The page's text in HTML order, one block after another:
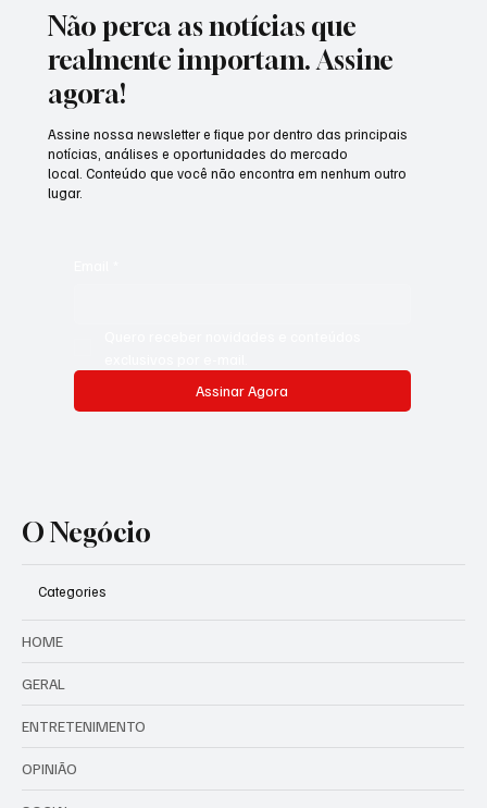
Não perca as notícias que
realmente importam. Assine
agora!
Assinar Agora
Assine nossa newsletter e fique por dentro das principais
notícias, análises e oportunidades do mercado
local. Conteúdo que você não encontra em nenhum outro
lugar.
O Negócio
Categories
HOME
GERAL
ENTRETENIMENTO
OPINIÃO